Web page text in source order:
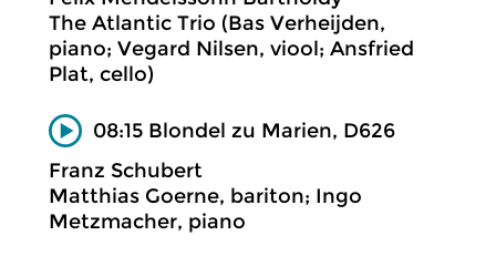
The Atlantic Trio (Bas Verheijden,
piano; Vegard Nilsen, viool; Ansfried
Plat, cello)
08:15 Blondel zu Marien, D626
Franz Schubert
Matthias Goerne, bariton; Ingo
Metzmacher, piano